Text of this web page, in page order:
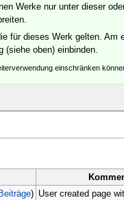
Werke nur unter dieser
für dieses Werk gelten.
(siehe oben) einbinden.
einschränken
Beiträge) User created page